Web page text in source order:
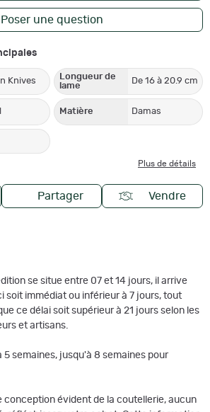
Poser une question
Knives
Longueur de
lame
De 16 à 20.9 cm
Matière Damas
Plus de détails
Partager Vendre
se situe entre 07 et 14 jours, il arrive
soit immédiat ou inférieur à 7 jours, tout
ce délai soit supérieur à 21 jours selon les
et artisans.
5 semaines, jusqu'à 8 semaines pour
conception évident de la coutellerie, aucun